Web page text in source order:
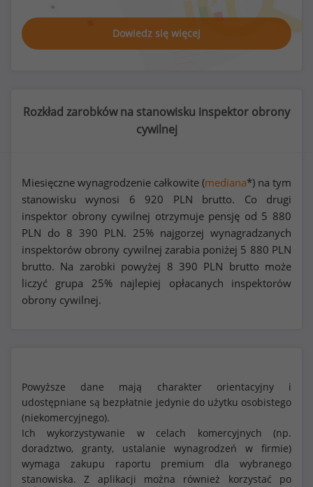
Dowiedz się więcej
Rozkład zarobków na stanowisku inspektor obrony
cywilnej
Miesięczne wynagrodzenie całkowite (mediana*) na tym
stanowisku wynosi 6 920 PLN brutto. Co drugi
inspektor obrony cywilnej otrzymuje pensję od 5 880
PLN do 8 390 PLN. 25% najgorzej wynagradzanych
inspektorów obrony cywilnej zarabia poniżej 5 880 PLN
brutto. Na zarobki powyżej 8 390 PLN brutto może
liczyć grupa 25% najlepiej opłacanych inspektorów
obrony cywilnej.
Powyższe dane mają charakter orientacyjny i
udostępniane są bezpłatnie jedynie do użytku osobistego
(niekomercyjnego).
Ich wykorzystywanie w celach komercyjnych (np.
doradztwo, granty, ustalanie wynagrodzeń w firmie)
wymaga zakupu raportu premium dla wybranego
stanowiska. Z aplikacji można również korzystać po